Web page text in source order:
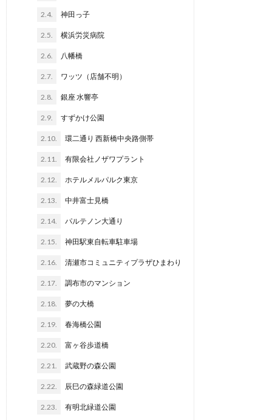
2.4. 神田っ子
2.5. 横浜労災病院
2.6. 八幡橋
2.7. ワッツ（店舗不明）
2.8. 銀座 水響亭
2.9. すずかけ公園
2.10. 環二通り 西新橋中央路側帯
2.11. 有限会社ノザワプラント
2.12. ホテルメルパルク東京
2.13. 中井富士見橋
2.14. パルテノン大通り
2.15. 神田駅東自転車駐車場
2.16. 清瀬市コミュニティプラザひまわり
2.17. 調布市のマンション
2.18. 夢の大橋
2.19. 春海橋公園
2.20. 富ヶ谷歩道橋
2.21. 武蔵野の森公園
2.22. 辰巳の森緑道公園
2.23. 有明北緑道公園